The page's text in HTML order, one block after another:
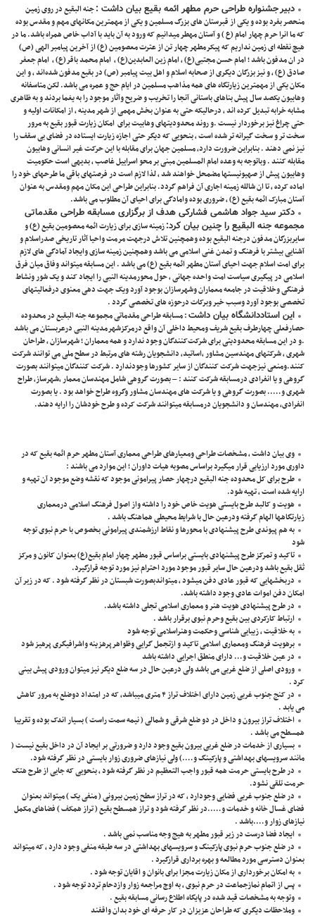
دبیرجشنواره طراحی حرم مطهر ائمه بقیع بیان داشت :جنه البقیع در روی زمین
منحصر بفرد بوده و یکی از قبرستان های بزرگ مسلمین و یکی از مهمترین مکانهای مهم و مقدس بوده
که ما انرا حرم چهار امام (ع ) و آستان مهطر میدانیم که ورود به آن باید با آداب خاص همراه باشد. ما در
هیچ نقطه ای زمین نداریم که پیکرمطهر چهار تن از عترت معصومین (ع) از آخرین پیامبر الهی (ص)
در ان مدفون باشد ؛ امام حسن مجتبی(ع) ، امام زین العابدین(ع) ، امام محمد باقر(ع) ، امام جعفر
صادق (ع) ، و نیز بزرگان دیگری از صحابه اسلام و اهل بیت پیامبر (ص) در بقیع مدفون شده‌اند ، و این
مکان یکی از مهمترین زیارتگاه های همه مذاهب مسلمین در ایام حج و عمره می باشد. لکن متاسفانه
وهابیون یکصد سال پیش بناهای باستانی آنجا را تخریب و ضریح وآثار موجود را به یغما بردند و به ظاهری
مشابه خرابه‌ تبدیل کرده اند ، درحالیکه حتی به عنوان بخش مهمی از شهر مدینه ، از امکانات اولیه و
حتی چراغ نیز برخوردار نیست .و روند محدودیتهای وهابیت برای امکان زیارت قبور بقیع به مرور
سخت تر و سخت گیرانه تر شده است ، بنحویی که دیگر حتی اجازه زیارت ایستاده در فضای بی سقف را
نیز نمی دهند . بنابراین ضرورت دارد، مسلمین جهان برای مقابله با این حرکت غیر انسانی وهابیون
مقابله کنند . وباتوجه به وعده امام المسلمین مبنی بر محو اسراییل غاصب ، بدیهی است حکومیت
وهابیون پیش از صهیونیستها مضمحل خواهند شد ، لذا لازم است در فرصتهای باقی ما طرحهای خود را
اماده کرده ، تا ان شالله زمینه اجاری آن فراهم گردد. بنابراین طراحی این مکان مهم ومقدس به عنوان
آستان مبارک ائمه بقیع (ع) ، ضروری بوده وامادگی برای احیای آن مطلوب می باشد.
دکتر سید جواد هاشمی فشارکیهدف از برگزاری مسابقه طراحی مقدماتی
مجموعه جنه البقیع را چنین بیان کرد:زمینه سازی برای زیارت ائمه معصومین بقیع (ع) و
سایربزرگان مدفون درجنه البقیع بوده وهمچنین تلاش درجهت مرمت واحیا آثار تاریخی صدراسلام و
آشنایی بیشتر با فرهنگ و تمدن غنی اسلامی می باشد وهمچنین زمینه سازی وایجاد آمادگی های لازم
برای امت اسلام جهت احیای آستان مطهر ائمه بقیع (ع) می باشد . این مسابقه میتواند وفاق میان فرق
اسلامی در پیگیری سیاست امت واحده جهانی ، حول محورمدینه النبی را ایجاد کند و یک شور ونشاط
فرهنگی وخلاقیت در جامعه معماران وشهرسازان بوجود آورد ویک جهت دهی معنوی درفعالیتهای
تخصصی بوجود آورد وسبب خیر وبرکات درحوزه های تخصصی گردد .
این استاددانشگاه بیان داشت: مسابقه طراحی مقدماتی مجموعه جنه البقیع در محدوده
حصارفعلی چهارطرف بقیع شریف ومحیط داخلی آن واقع درمرکزشهرمدینه النبی درعربستان می باشد
.و در این مسابقه‌ محدودیتی برای شرکت‌کنندگان وجود ندارد و همه معماران ؛ شهرسازان ، طراحان
شهری ، شرکتهای مهندسین مشاور ،اساتید، دانشجویان رشته های مرتبط در سطح ملی می توانند شرکت
کنند.ومنعی نیزجهت شرکت کنندگان از سایر کشورها وجودندارد . شرکت کنندگان میتوانند بصورت
گروهی و یا انفرادی درمسابقه شرکت کنند : – بصورت گروهی شامل مهندسان معمار ،شهرساز، طراح
شهری و….. بصورت گروهی و یا شرکت های مهندسان مشاور وگروه طراح خواهد بود . یا بصورت
انفرادی، مهندسان و دانشجویان درمسابقه میتوانند شرکت کرده و طرح خودشان را ارایه دهند.
وی بیان داشت ، مشخصات طراحی ومعیارهای طراحی معماری آستان مطهر حرم ائمه بقیع که در
داوری مورد ارزیابی قرار میگیرد براساس مصوبه هیات داوران ؛ این موارد می باشند :
طرح برای کل محدوده جنه البقیع درچهار حصار پیرامونی موجود که نقشه وضع موجود آن تهیه و
ارایه شده است ، تهیه شود.
هویت و کالبد طرح بایستی هویت خاص خود را داشته واز اصول فرهنگ اسلامی درمعماری
زیارتگاهها الهام گرفته ودرعین حال با شرایط محیطی هماهنگ باشد .
به هم پیوندی طرح پیشنهادی با محورها و نقاط ارزشمندی پیرامونی بخصوص با حرم نبوی توجه
شود
تاکید و تمرکز طرح پیشنهادی بایستی براساس قبور مطهر چهار امام بقیع(ع) بعنوان کانون و مرکز
ثقل بقیع باشد ودرعین حال سایر قبور موجود مورد احترام نیز مورد توجه قرارگیرد.
دربخشهایی که قبور عادی دفن میشود ، میتواندبصورت شبستان در نظر گرفته شود . که در زیر آن
امکان دفن اموات عادی وجود داشته باشد.
در طرح پیشنهادی هویت هنر و معماری اسلامی تجلی داشته باشد.
ارتباط کارکردی بین بقیع وحرم نبوی برقرار باشد .
به خلاقیت ، زیبایی شناسی وحکمت وهنراسلامی توجه شود
برهویت فرهنگ ومعماری اسلامی تاکید و ازتجمل گرایی وظواهرپرهزینه واشرافیگری پرهیز شود
در عین خلاقیت و… دارای منطق اجرایی داشته باشد
ورودی اصلی از ضلع غربی می باشد ولی درعین حال در سه ضلع دیگر نیز میتوان ورودی پیش بینی
کرد .
در کنج جنوب غربی زمین دارای اختلاف تراز ۴ متری میباشد، که در امتداد دوضلع به مرور کاهش
می یابد .
اختلاف تراز بیرون و داخل در دو ضلع شرقی و شمالی ( نیمه سمت راست ) بسیار اندک بوده و تقریبا
همسطح می باشد .
بسیاری از خدمات در ضلع غربی بیرون بقیع وجود دارد و ضرورتی بر ایجاد آن در داخل بقیع نیست (
مانند سرویسهای بهداشتی و پارکینگ و….) ولی نیازهای ضروری زوار بایستی در نظر گرفته شود.
در طرح بایستی حرمت همه قبور واجب التعظیم در نظر گرفته شود ، بنحویی که جایی از طرح هتک
حرمت تلقی نشود.
در ضلع جنوب غربی فضایی وجودارد ، که در تراز سطح زمین بیرونی ( منفی یک ) میتواند بعنوان
فضای غسال خانه و خدمات و…..در نظر گرفته شود و تراز همسطح بقیع ( تراز همکف ) فضاهای مکمل
نیازهای زوار و….باشد .
ایجاد فضا درست در زیر قبور مطهر به هیج وجه مناسب نمی باشد .
در ضلع جنوب حرم نبوی پارکینگ و سرویسهای بهداشتی در سه طبقه منفی وجود دارد ، که میتواند
بعنوان دسترسی مورد مطالعه و بهره برداری قرارگیرد .
به امکان برخورداری از مکان زیارت مجزا برای بانوان و اقایان توجه شود .
پس از اتمام نمازجماعت در حرم نبوی ، به اوج مراجعه زوار وازدحام تردد توجه شود .
وتوجه به مشخصات قید شده در پایگاه اطلاع رسانی مسابقه بقیع .
وملاحظات دیگری که طراحان عزیزان در کار حرفه ای خود بدان واقفند